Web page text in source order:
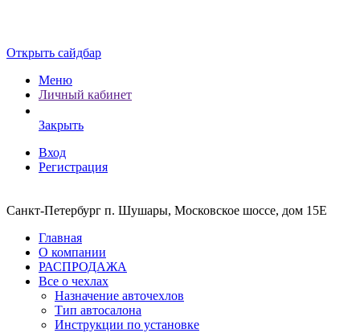
Открыть сайдбар
Меню
Личный кабинет
Закрыть
Вход
Регистрация
Санкт-Петербург п. Шушары, Московское шоссе, дом 15Е
Главная
О компании
РАСПРОДАЖА
Все о чехлах
Назначение авточехлов
Тип автосалона
Инструкции по установке